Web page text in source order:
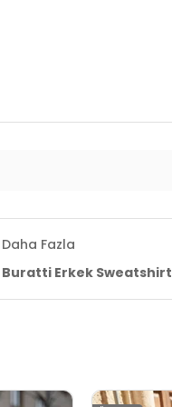
Daha Fazla
Buratti Erkek Sweatshirt